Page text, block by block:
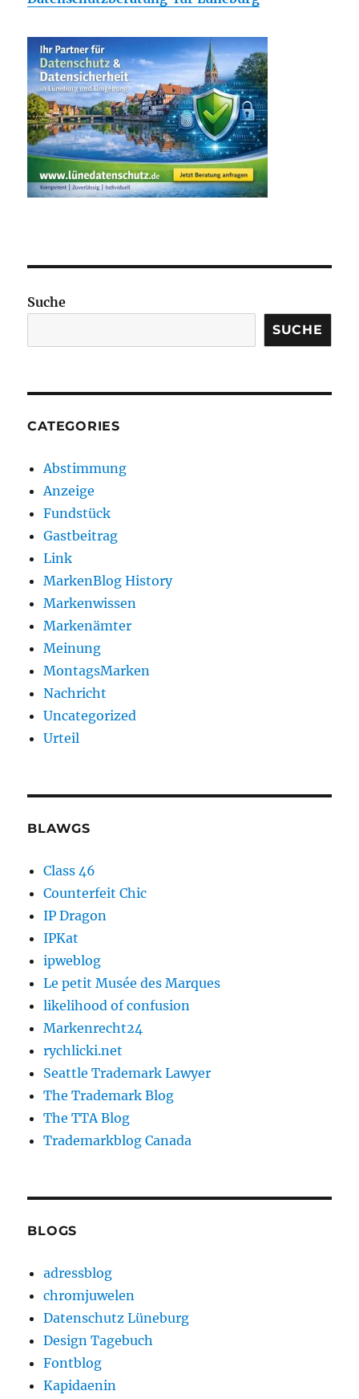
Suche
SUCHE
CATEGORIES
Abstimmung
Anzeige
Fundstück
Gastbeitrag
Link
MarkenBlog History
Markenwissen
Markenämter
Meinung
MontagsMarken
Nachricht
Uncategorized
Urteil
BLAWGS
Class 46
Counterfeit Chic
IP Dragon
IPKat
ipweblog
Le petit Musée des Marques
likelihood of confusion
Markenrecht24
rychlicki.net
Seattle Trademark Lawyer
The Trademark Blog
The TTA Blog
Trademarkblog Canada
BLOGS
adressblog
chromjuwelen
Datenschutz Lüneburg
Design Tagebuch
Fontblog
Kapidaenin